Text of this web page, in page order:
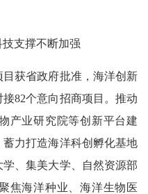
支撑不断加强
获省政府批准，海洋创新
82个意向招商项目。推动
产业研究院等创新平台建
力打造海洋科创孵化基地
、集美大学、自然资源部
焦海洋种业、海洋生物医